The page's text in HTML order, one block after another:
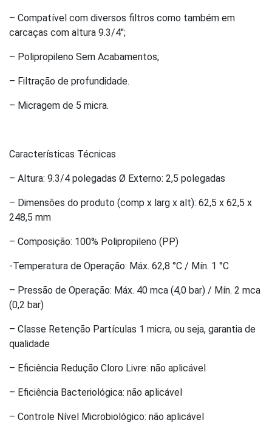
– Compatível com diversos filtros como também em
carcaças com altura 9.3/4″;
– Polipropileno Sem Acabamentos;
– Filtração de profundidade.
– Micragem de 5 micra.
Características Técnicas
– Altura: 9.3/4 polegadas Ø Externo: 2,5 polegadas
– Dimensões do produto (comp x larg x alt): 62,5 x 62,5 x
248,5 mm
– Composição: 100% Polipropileno (PP)
-Temperatura de Operação: Máx. 62,8 °C / Mín. 1 °C
– Pressão de Operação: Máx. 40 mca (4,0 bar) / Mín. 2 mca
(0,2 bar)
– Classe Retenção Partículas 1 micra, ou seja, garantia de
qualidade
– Eficiência Redução Cloro Livre: não aplicável
– Eficiência Bacteriológica: não aplicável
– Controle Nível Microbiológico: não aplicável